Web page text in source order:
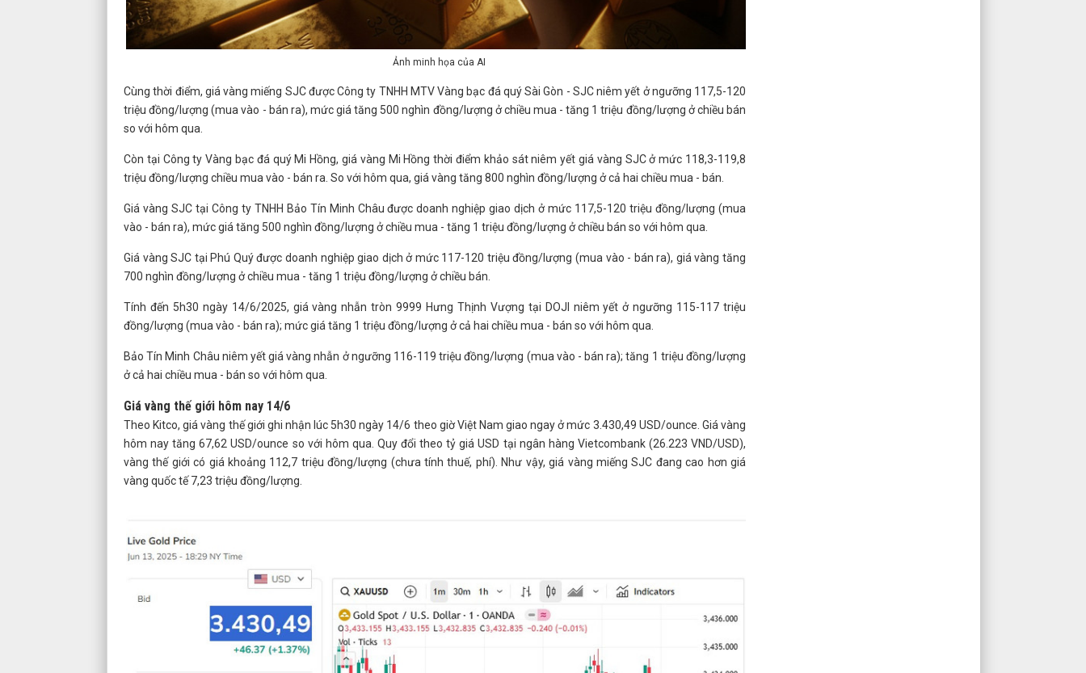
Ảnh minh họa của AI
Cùng thời điểm, giá vàng miếng SJC được Công ty TNHH MTV Vàng bạc đá quý Sài Gòn - SJC niêm yết ở ngưỡng 117,5-120
triệu đồng/lượng (mua vào - bán ra), mức giá tăng 500 nghìn đồng/lượng ở chiều mua - tăng 1 triệu đồng/lượng ở chiều bán
so với hôm qua.
Còn tại Công ty Vàng bạc đá quý Mi Hồng, giá vàng Mi Hồng thời điểm khảo sát niêm yết giá vàng SJC ở mức 118,3-119,8
triệu đồng/lượng chiều mua vào - bán ra. So với hôm qua, giá vàng tăng 800 nghìn đồng/lượng ở cả hai chiều mua - bán.
Giá vàng SJC tại Công ty TNHH Bảo Tín Minh Châu được doanh nghiệp giao dịch ở mức 117,5-120 triệu đồng/lượng (mua
vào - bán ra), mức giá tăng 500 nghìn đồng/lượng ở chiều mua - tăng 1 triệu đồng/lượng ở chiều bán so với hôm qua.
Giá vàng SJC tại Phú Quý được doanh nghiệp giao dịch ở mức 117-120 triệu đồng/lượng (mua vào - bán ra), giá vàng tăng
700 nghìn đồng/lượng ở chiều mua - tăng 1 triệu đồng/lượng ở chiều bán.
Tính đến 5h30 ngày 14/6/2025, giá vàng nhẫn tròn 9999 Hưng Thịnh Vượng tại DOJI niêm yết ở ngưỡng 115-117 triệu
đồng/lượng (mua vào - bán ra); mức giá tăng 1 triệu đồng/lượng ở cả hai chiều mua - bán so với hôm qua.
Bảo Tín Minh Châu niêm yết giá vàng nhẫn ở ngưỡng 116-119 triệu đồng/lượng (mua vào - bán ra); tăng 1 triệu đồng/lượng
ở cả hai chiều mua - bán so với hôm qua.
Giá vàng thế giới hôm nay 14/6
Theo Kitco, giá vàng thế giới ghi nhận lúc 5h30 ngày 14/6 theo giờ Việt Nam giao ngay ở mức 3.430,49 USD/ounce. Giá vàng
hôm nay tăng 67,62 USD/ounce so với hôm qua. Quy đổi theo tỷ giá USD tại ngân hàng Vietcombank (26.223 VND/USD),
vàng thế giới có giá khoảng 112,7 triệu đồng/lượng (chưa tính thuế, phí). Như vậy, giá vàng miếng SJC đang cao hơn giá
vàng quốc tế 7,23 triệu đồng/lượng.